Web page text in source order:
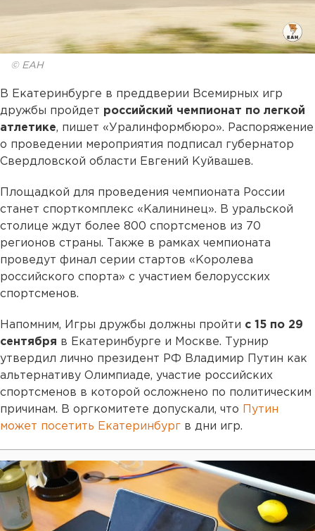
© ЕАН
В Екатеринбурге в преддверии Всемирных игр
дружбы пройдет российский чемпионат по легкой
атлетике, пишет «Уралинформбюро». Распоряжение
о проведении мероприятия подписал губернатор
Свердловской области Евгений Куйвашев.
Площадкой для проведения чемпионата России
станет спорткомплекс «Калининец». В уральской
столице ждут более 800 спортсменов из 70
регионов страны. Также в рамках чемпионата
проведут финал серии стартов «Королева
российского спорта» с участием белорусских
спортсменов.
Напомним, Игры дружбы должны пройти с 15 по 29
сентября в Екатеринбурге и Москве. Турнир
утвердил лично президент РФ Владимир Путин как
альтернативу Олимпиаде, участие российских
спортсменов в которой осложнено по политическим
причинам. В оргкомитете допускали, что
Путин
может посетить Екатеринбург в дни игр.